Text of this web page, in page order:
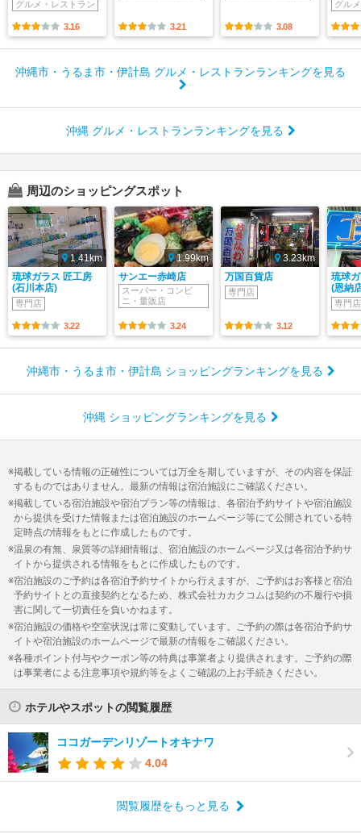
グルメ・レストラン
3.16 3.21 3.08
グル
沖縄市・うるま市・伊計島 グルメ・レストランランキングを見る
沖縄 グルメ・レストランランキングを見る
周辺のショッピングスポット
1.41km
琉球ガラス 匠工房
(石川本店)
専門店
3.22
1.99km
サンエー赤崎店
スーパー・コンビ
ニ・量販店
3.24
3.23km
万国百貨店
専門店
3.12
琉球
(恩納
専門店
沖縄市・うるま市・伊計島 ショッピングランキングを見る
沖縄 ショッピングランキングを見る
掲載している情報の正確性については万全を期していますが、その内容を保証
するものではありません。最新の情報は宿泊施設にご確認ください。
掲載している宿泊施設や宿泊プラン等の情報は、各宿泊予約サイトや宿泊施設
から提供を受けた情報または宿泊施設のホームページ等にて公開されている特
定時点の情報をもとに作成したものです。
温泉の有無、泉質等の詳細情報は、宿泊施設のホームページ又は各宿泊予約サ
イトから提供される情報をもとに作成したものです。
宿泊施設のご予約は各宿泊予約サイトから行えますが、ご予約はお客様と宿泊
予約サイトとの直接契約となるため、株式会社カカクコムは契約の不履行や損
害に関して一切責任を負いかねます。
宿泊施設の価格や空室状況は常に変動しています。ご予約の際は各宿泊予約サ
イトや宿泊施設のホームページで最新の情報をご確認ください。
各種ポイント付与やクーポン等の特典は事業者より提供されます。ご予約の際
は事業者による注意事項や規約等をよくご確認の上お手続きください。
ホテルやスポットの閲覧履歴
ココガーデンリゾートオキナワ
4.04
閲覧履歴をもっと見る